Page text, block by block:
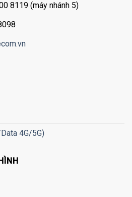
8119 (máy nhánh 5)
4G/5G)